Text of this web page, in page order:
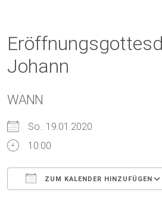
Johann
WANN
So.. 19.01.2020
10:00
ZUM KALENDER HINZUFÜGEN